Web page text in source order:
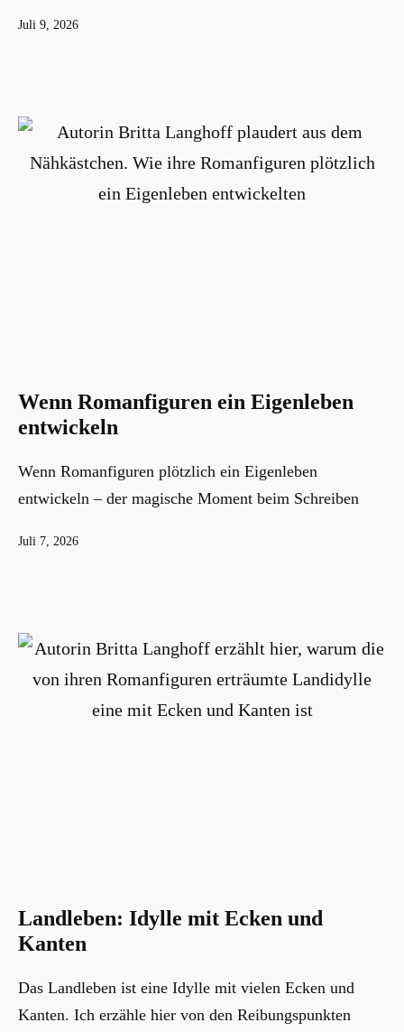
Veröffentlicht
Juli 9, 2026
Wenn Romanfiguren ein Eigenleben
entwickeln
Wenn Romanfiguren plötzlich ein Eigenleben
entwickeln – der magische Moment beim Schreiben
Veröffentlicht
Juli 7, 2026
Landleben: Idylle mit Ecken und
Kanten
Das Landleben ist eine Idylle mit vielen Ecken und
Kanten. Ich erzähle hier von den Reibungspunkten